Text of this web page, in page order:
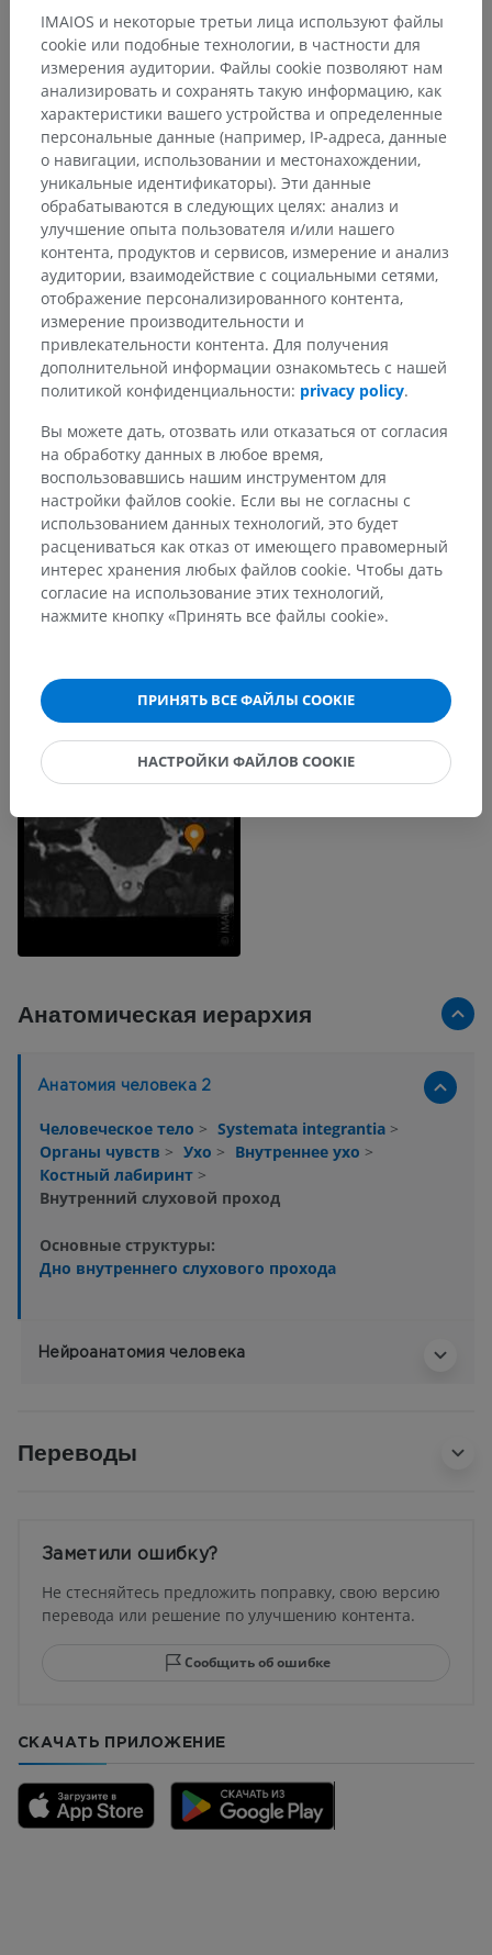
Анатомическая иерархия
Анатомия человека 2
Человеческое тело > Systemata integrantia >
Органы чувств > Ухо > Внутреннее ухо >
Костный лабиринт >
Внутренний слуховой проход
Основные структуры:
Дно внутреннего слухового прохода
Нейроанатомия человека
Переводы
Заметили ошибку?
Не стесняйтесь предложить поправку, свою версию
перевода или решение по улучшению контента.
Сообщить об ошибке
СКАЧАТЬ ПРИЛОЖЕНИЕ
IMAIOS и некоторые третьи лица используют файлы
cookie или подобные технологии, в частности для
измерения аудитории. Файлы cookie позволяют нам
анализировать и сохранять такую информацию, как
характеристики вашего устройства и определенные
персональные данные (например, IP-адреса, данные
о навигации, использовании и местонахождении,
уникальные идентификаторы). Эти данные
обрабатываются в следующих целях: анализ и
улучшение опыта пользователя и/или нашего
контента, продуктов и сервисов, измерение и анализ
аудитории, взаимодействие с социальными сетями,
отображение персонализированного контента,
измерение производительности и
привлекательности контента. Для получения
дополнительной информации ознакомьтесь с нашей
политикой конфиденциальности: privacy policy.
Вы можете дать, отозвать или отказаться от согласия
на обработку данных в любое время,
воспользовавшись нашим инструментом для
настройки файлов cookie. Если вы не согласны с
использованием данных технологий, это будет
расцениваться как отказ от имеющего правомерный
интерес хранения любых файлов cookie. Чтобы дать
согласие на использование этих технологий,
нажмите кнопку «Принять все файлы cookie».
ПРИНЯТЬ ВСЕ ФАЙЛЫ COOKIE
НАСТРОЙКИ ФАЙЛОВ COOKIE